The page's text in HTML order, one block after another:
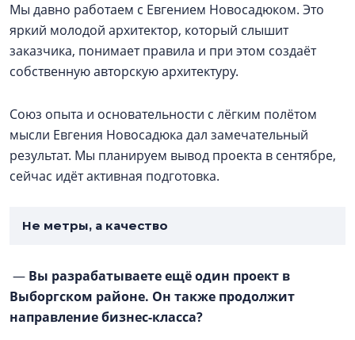
Мы давно работаем с Евгением Новосадюком. Это
яркий молодой архитектор, который слышит
заказчика, понимает правила и при этом создаёт
собственную авторскую архитектуру.
Союз опыта и основательности с лёгким полётом
мысли Евгения Новосадюка дал замечательный
результат. Мы планируем вывод проекта в сентябре,
сейчас идёт активная подготовка.
Не метры, а качество
— Вы разрабатываете ещё один проект в
Выборгском районе. Он также продолжит
направление бизнес-класса?